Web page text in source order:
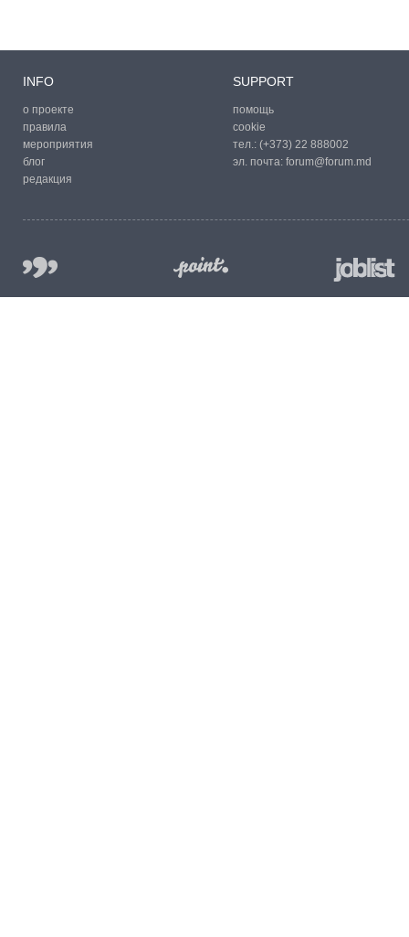
INFO
о проекте
правила
мероприятия
блог
редакция
SUPPORT
помощь
cookie
тел.: (+373) 22 888002
эл. почта: forum@forum.md